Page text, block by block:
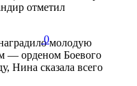
отметил
молодую
— орденом Боевого
Нина сказала всего
0